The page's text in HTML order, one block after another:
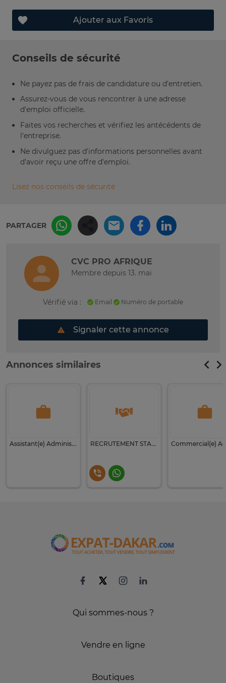
Ajouter aux Favoris
Conseils de sécurité
Ne payez pas de frais de candidature ou d'entretien.
Assurez-vous de vous rencontrer à une adresse
d'emploi officielle.
Faites vos recherches et vérifiez les antécédents de
l'entreprise.
Ne divulguez pas d'informations personnelles avant
d'avoir reçu une offre d'emploi.
Lisez nos conseils de sécurité
PARTAGER
CVC PRO AFRIQUE
Membre depuis 13. mai
Vérifié via : Email Numéro de portable
Signaler cette annonce
Annonces similaires
Assistant(e) Administratif(ve) RECRUTEMENT STAGIAIRE – COMMUNITY MANAGEMENT & COMMERCIAL(E)
Qui sommes-nous ?
Vendre en ligne
Boutiques